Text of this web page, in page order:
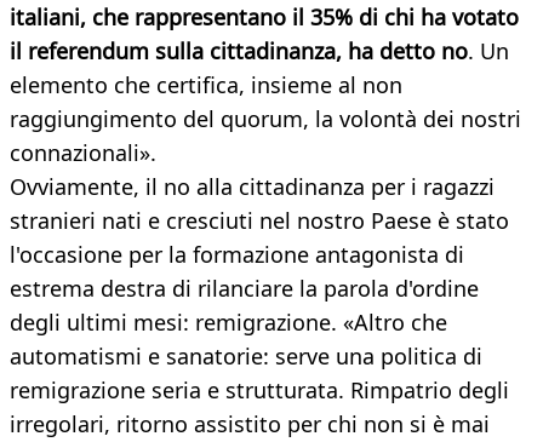
italiani, che rappresentano il 35% di chi ha votato
il referendum sulla cittadinanza, ha detto no. Un
elemento che certifica, insieme al non
raggiungimento del quorum, la volontà dei nostri
connazionali».
Ovviamente, il no alla cittadinanza per i ragazzi
stranieri nati e cresciuti nel nostro Paese è stato
l'occasione per la formazione antagonista di
estrema destra di rilanciare la parola d'ordine
degli ultimi mesi: remigrazione. «Altro che
automatismi e sanatorie: serve una politica di
remigrazione seria e strutturata. Rimpatrio degli
irregolari, ritorno assistito per chi non si è mai